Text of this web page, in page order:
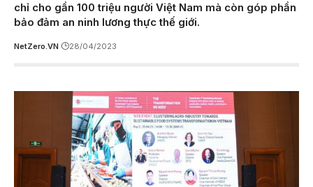
chỉ cho gần 100 triệu người Việt Nam mà còn góp phần
bảo đảm an ninh lương thực thế giới.
NetZero.VN 28/04/2023